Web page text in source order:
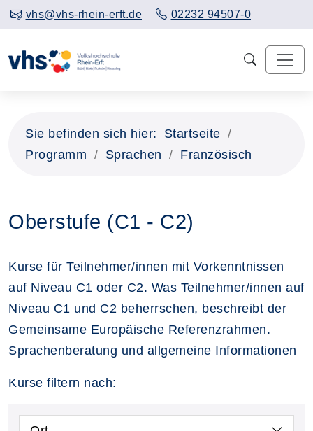
vhs@vhs-rhein-erft.de 02232 94507-0
Sie befinden sich hier:
Startseite
Programm
Sprachen Französisch
Oberstufe (C1 - C2)
Kurse für Teilnehmer/innen mit Vorkenntnissen
auf Niveau C1 oder C2. Was Teilnehmer/innen auf
Niveau C1 und C2 beherrschen, beschreibt der
Gemeinsame Europäische Referenzrahmen.
Sprachenberatung und allgemeine Informationen
Kurse filtern nach: